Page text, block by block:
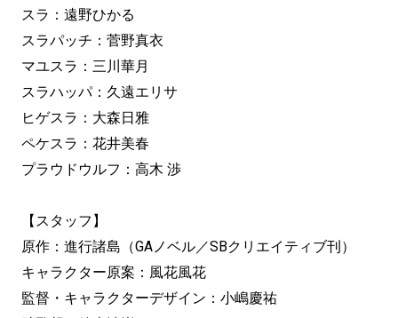
スラ：遠野ひかる
スラパッチ：菅野真衣
マユスラ：三川華月
スラハッパ：久遠エリサ
ヒゲスラ：大森日雅
ペケスラ：花井美春
プラウドウルフ：高木 渉
【スタッフ】
原作：進行諸島（GAノベル／SBクリエイティブ刊）
キャラクター原案：風花風花
監督・キャラクターデザイン：小嶋慶祐